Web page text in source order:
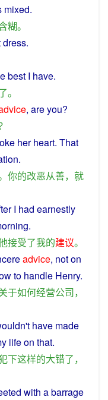
mixed.
糊。
dress.
best I have.
。
, areyou?
her heart. That
.
你的改恶从善， 就
I had earnestly
.
接受了我的建议。
advice, noton
to handle Henry.
于如何经营公司，
have made
lifeon that.
下这样的大错了，
with a barrage